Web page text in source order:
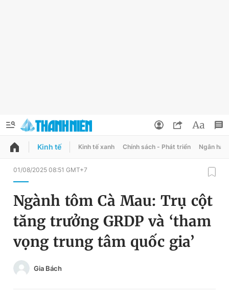
QUẢNG CÁO
Chuyên mục
Chuyên mục khác
Chào ngày mới
Đổi mật khẩu
Tin đã lưu
Tin đã xem
Kinh tế Kinh tế xanh Chính sách - Phát triển Ngân
01/08/2025 08:51 GMT+7
Ngành tôm Cà Mau: Trụ cột
tăng trưởng GRDP và ‘tham
vọng trung tâm quốc gia’
Gia Bách